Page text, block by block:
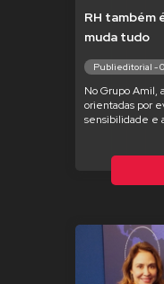
RH também
muda tudo
Publieditorial -
No Grupo Amil,
orientadas por
sensibilidade e